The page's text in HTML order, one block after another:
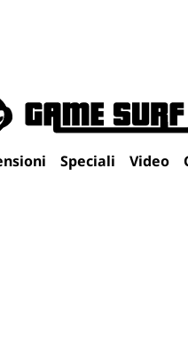
Speciali Video